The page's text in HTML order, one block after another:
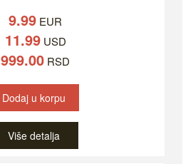
9.99 EUR
11.99USD
999.00 RSD
Dodaj u korpu
Više detalja